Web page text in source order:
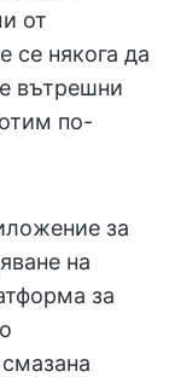
от
се някога да
вътрешни
по-
за
на
за